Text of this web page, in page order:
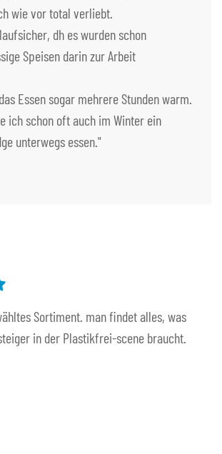
wie vor total verliebt.
dh es wurden schon
Speisen darin zur Arbeit
Essen sogar mehrere Stunden warm.
ich schon oft auch im Winter ein
unterwegs essen."
Sortiment. man findet alles, was
in der Plastikfrei-scene braucht.